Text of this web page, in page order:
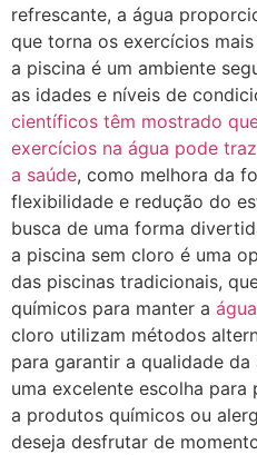
refrescante, a água
que torna os exercícios
a piscina é um ambiente
as idades e níveis de
científicos têm mostrado
exercícios na água pode
a saúde, como melhora da
flexibilidade e redução do
busca de uma forma
a piscina sem cloro é uma
das piscinas tradicionais,
químicos para manter a
cloro utilizam métodos
para garantir a qualidade da
uma excelente escolha
a produtos químicos ou
deseja desfrutar de